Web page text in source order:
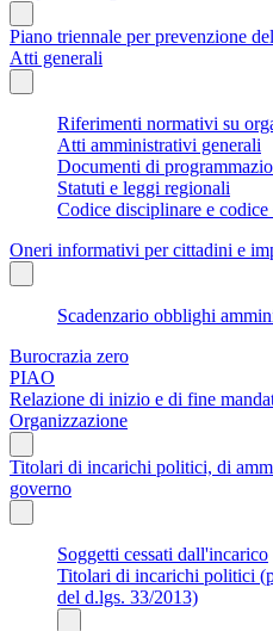
Piano triennale per prevenzione
Atti generali
Riferimenti normativi su
Atti amministrativi generali
Documenti di
Statuti e leggi regionali
Codice disciplinare e codice
Oneri informativi per cittadini e
Scadenzario obblighi
Burocrazia zero
PIAO
Relazione di inizio e di fine
Organizzazione
Titolari di incarichi politici, di
governo
Soggetti cessati dall'incarico
Titolari di incarichi politici
del d.lgs. 33/2013)